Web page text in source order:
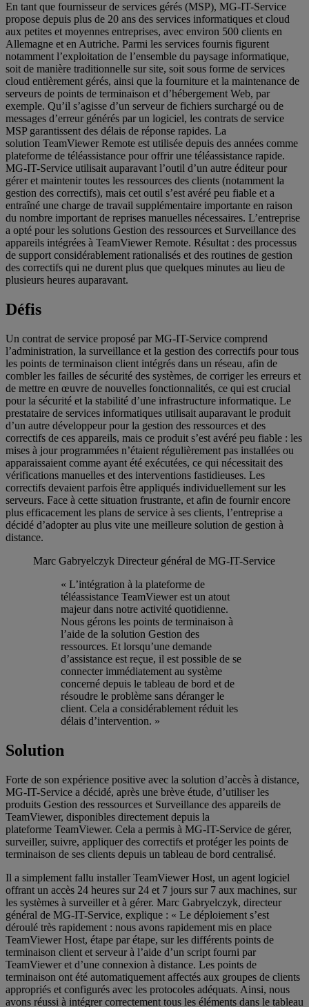
En tant que fournisseur de services gérés (MSP), MG-IT-Service
propose depuis plus de 20 ans des services informatiques et cloud
aux petites et moyennes entreprises, avec environ 500 clients en
Allemagne et en Autriche. Parmi les services fournis figurent
notamment l’exploitation de l’ensemble du paysage informatique,
soit de manière traditionnelle sur site, soit sous forme de services
cloud entièrement gérés, ainsi que la fourniture et la maintenance de
serveurs de points de terminaison et d’hébergement Web, par
exemple. Qu’il s’agisse d’un serveur de fichiers surchargé ou de
messages d’erreur générés par un logiciel, les contrats de service
MSP garantissent des délais de réponse rapides. La
solution TeamViewer Remote est utilisée depuis des années comme
plateforme de téléassistance pour offrir une téléassistance rapide.
MG-IT-Service utilisait auparavant l’outil d’un autre éditeur pour
gérer et maintenir toutes les ressources des clients (notamment la
gestion des correctifs), mais cet outil s’est avéré peu fiable et a
entraîné une charge de travail supplémentaire importante en raison
du nombre important de reprises manuelles nécessaires. L’entreprise
a opté pour les solutions Gestion des ressources et Surveillance des
appareils intégrées à TeamViewer Remote. Résultat : des processus
de support considérablement rationalisés et des routines de gestion
des correctifs qui ne durent plus que quelques minutes au lieu de
plusieurs heures auparavant.
Défis
Un contrat de service proposé par MG-IT-Service comprend
l’administration, la surveillance et la gestion des correctifs pour tous
les points de terminaison client intégrés dans un réseau, afin de
combler les failles de sécurité des systèmes, de corriger les erreurs et
de mettre en œuvre de nouvelles fonctionnalités, ce qui est crucial
pour la sécurité et la stabilité d’une infrastructure informatique. Le
prestataire de services informatiques utilisait auparavant le produit
d’un autre développeur pour la gestion des ressources et des
correctifs de ces appareils, mais ce produit s’est avéré peu fiable : les
mises à jour programmées n’étaient régulièrement pas installées ou
apparaissaient comme ayant été exécutées, ce qui nécessitait des
vérifications manuelles et des interventions fastidieuses. Les
correctifs devaient parfois être appliqués individuellement sur les
serveurs. Face à cette situation frustrante, et afin de fournir encore
plus efficacement les plans de service à ses clients, l’entreprise a
décidé d’adopter au plus vite une meilleure solution de gestion à
distance.
Marc Gabryelczyk Directeur général de MG-IT-Service
« L’intégration à la plateforme de
téléassistance TeamViewer est un atout
majeur dans notre activité quotidienne.
Nous gérons les points de terminaison à
l’aide de la solution Gestion des
ressources. Et lorsqu’une demande
d’assistance est reçue, il est possible de se
connecter immédiatement au système
concerné depuis le tableau de bord et de
résoudre le problème sans déranger le
client. Cela a considérablement réduit les
délais d’intervention. »
Solution
Forte de son expérience positive avec la solution d’accès à distance,
MG-IT-Service a décidé, après une brève étude, d’utiliser les
produits Gestion des ressources et Surveillance des appareils de
TeamViewer, disponibles directement depuis la
plateforme TeamViewer. Cela a permis à MG-IT-Service de gérer,
surveiller, suivre, appliquer des correctifs et protéger les points de
terminaison de ses clients depuis un tableau de bord centralisé.
Il a simplement fallu installer TeamViewer Host, un agent logiciel
offrant un accès 24 heures sur 24 et 7 jours sur 7 aux machines, sur
les systèmes à surveiller et à gérer. Marc Gabryelczyk, directeur
général de MG-IT-Service, explique : « Le déploiement s’est
déroulé très rapidement : nous avons rapidement mis en place
TeamViewer Host, étape par étape, sur les différents points de
terminaison client et serveur à l’aide d’un script fourni par
TeamViewer et d’une connexion à distance. Les points de
terminaison ont été automatiquement affectés aux groupes de clients
appropriés et configurés avec les protocoles adéquats. Ainsi, nous
avons réussi à intégrer correctement tous les éléments dans le tableau